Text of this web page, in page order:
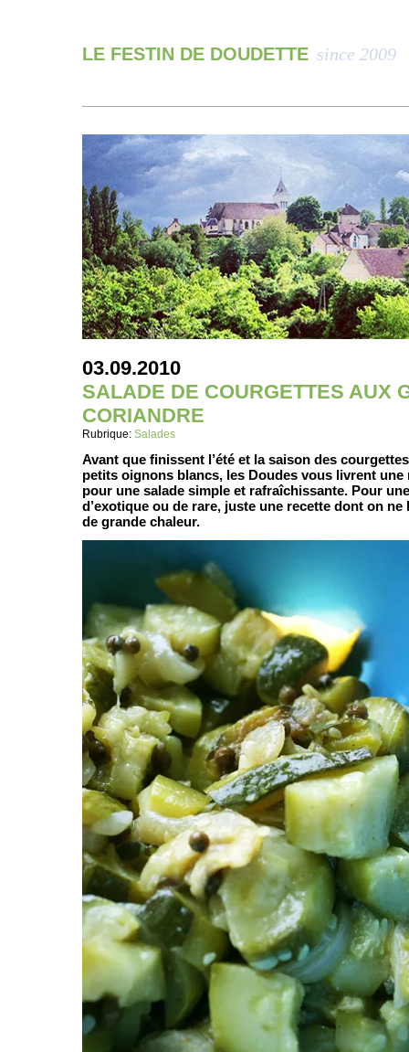
LE FESTIN DE DOUDETTE since 2009
03.09.2010
SALADE DE COURGETTES AUX
CORIANDRE
Rubrique: Salades
Avant que finissent l’été et la saison des
petits oignons blancs, les Doudes vous livrent une
pour une salade simple et rafraîchissante. Pour
d’exotique ou de rare, juste une recette dont on ne
de grande chaleur.